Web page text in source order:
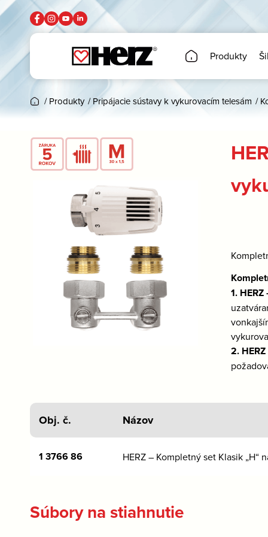
Produkty
/ Produkty / Pripájacie sústavy k vykurovacím telesám /
1.
2.
Obj. č. Názov
1 3766 86 HERZ – Kompletný set Klasik
Súbory na stiahnutie